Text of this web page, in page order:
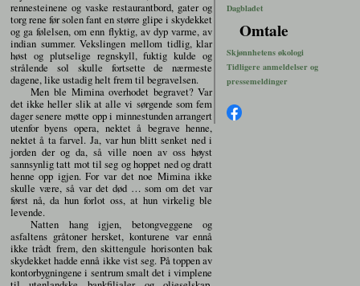
rennesteinene og vaske restaurantbord, gater og
torg rene før solen fant en større glipe i skydekket
og ga følelsen, om enn flyktig, av dyp varme, av
indian summer. Vekslingen mellom tidlig, klar
høst og plutselige regnskyll, fuktig kulde og
strålende sol skulle fortsette de nærmeste
dagene, like ustadig helt frem til begravelsen.
Men ble Mimina overhodet begravet? Var
det ikke heller slik at alle vi sørgende som fem
dager senere møtte opp i minnestunden arrangert
utenfor byens opera, nektet å begrave henne,
nektet å ta farvel. Ja, var hun blitt senket ned i
jorden der og da, så ville noen av oss høyst
sannsynlig tatt mot til seg og hoppet ned og dratt
henne opp igjen. For var det noe Mimina ikke
skulle være, så var det død … som om det var
først nå, da hun forlot oss, at hun virkelig ble
levende.
Natten hang igjen, betongveggene og
asfaltens gråtoner hersket, konturene var ennå
ikke trådt frem, den skittengule horisonten bak
skydekket hadde ennå ikke vist seg. På toppen av
kontorbygningene i sentrum smalt det i vimplene
Dagbladet
Omtale
Skjønnhetens økologi
Tidligere anmeldelser og
pressemeldinger